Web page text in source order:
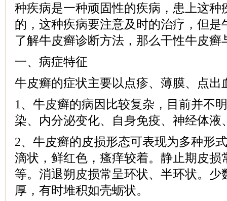
种疾病是一种顽固性的疾病，患上这种
的，这种疾病要注意及时的治疗，但是
了解牛皮癣诊断方法，那么干性牛皮癣
一、病症特征
牛皮癣的症状主要以点疹、薄膜、点出
1、牛皮癣的病因比较复杂，目前并不
染、内分泌变化、自身免疫、神经体液
2、牛皮癣的皮损形态可表现为多种形
滴状，鲜红色，瘙痒较着。静止期皮损
等。消退朔皮损常呈环状、半环状。少
厚，有时堆积如壳蛎状。